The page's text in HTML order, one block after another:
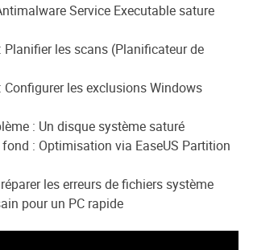
Service Executable sature
Planifier les scans (Planificateur de
Configurer les exclusions Windows
: Un disque système saturé
: Optimisation via EaseUS Partition
les erreurs de fichiers système
pour un PC rapide